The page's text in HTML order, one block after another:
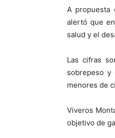
A propuesta
alertó que
salud y el
Las cifras
sobrepeso y
menores de
Viveros
objetivo de